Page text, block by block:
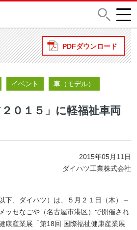
PDFダウンロード
イベント 車（モデル）
０１５」に軽福祉車両
2015年05月11日
ダイハツ工業株式会社
下、ダイハツ）は、５月２１日（木）～
ッセなごや（名古屋市港区）で開催され
康産業展「第18回 国際福祉健康産業展